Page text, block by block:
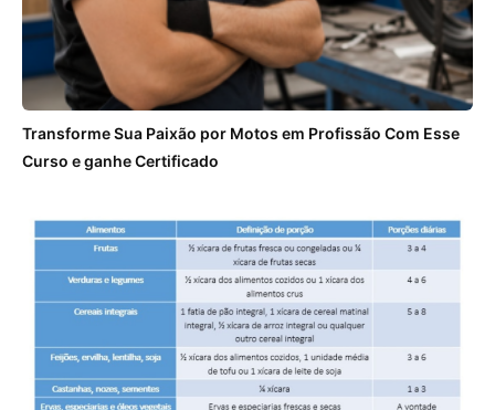
Transforme Sua Paixão por Motos em Profissão Com Esse
Curso e ganhe Certificado